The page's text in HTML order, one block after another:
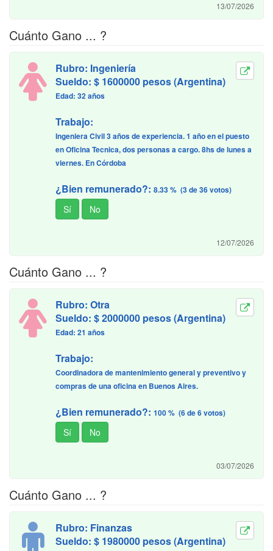
13/07/2026
Cuánto Gano ... ?
Rubro: Ingeniería
Sueldo: $ 1600000 pesos (Argentina)
Edad: 32 años
Trabajo:
Ingeniera Civil 3 años de experiencia. 1 año en el puesto
en Oficina Tecnica, dos personas a cargo. 8hs de lunes a
viernes. En Córdoba
¿Bien remunerado?: 8.33 % (3 de 36 votos)
12/07/2026
Cuánto Gano ... ?
Rubro: Otra
Sueldo: $ 2000000 pesos (Argentina)
Edad: 21 años
Trabajo:
Coordinadora de mantenimiento general y preventivo y
compras de una oficina en Buenos Aires.
¿Bien remunerado?: 100 % (6 de 6 votos)
03/07/2026
Cuánto Gano ... ?
Rubro: Finanzas
Sueldo: $ 1980000 pesos (Argentina)